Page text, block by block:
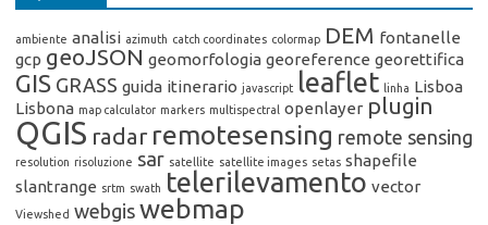
ambiente analisi azimuth catch coordinates colormap DEM fontanelle
gcp geoJSON geomorfologia georeference georettifica
GIS GRASS guida itinerario javascript leaflet linha Lisboa
Lisbona map calculator markers multispectral openlayer plugin
QGIS radar remotesensing remote sensing
resolution risoluzione sar satellite satellite images setas shapefile
slantrange srtm swath telerilevamento vector
Viewshed webgis webmap